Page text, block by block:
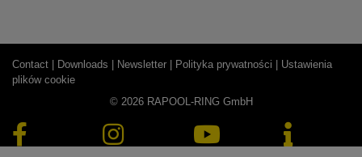
Contact | Downloads | Newsletter | Polityka prywatności | Ustawienia
plików cookie
© 2026 RAPOOL-RING GmbH